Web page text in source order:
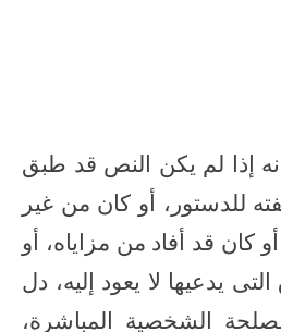
إذا لم يكن النص قد طبق
للدستور، أو كان من غير
كان قد أفاد من مزاياه، أو
يدعيها لا يعود إليه، دل
الشخصية المباشرة،